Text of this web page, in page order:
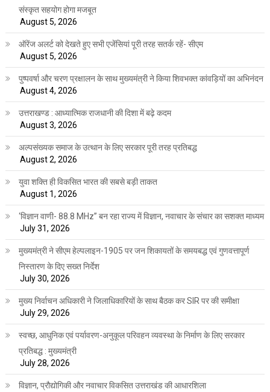
संस्कृत सहयोग होगा मजबूत
August 5, 2026
ऑरेंज अलर्ट को देखते हुए सभी एजेंसियां पूरी तरह सतर्क रहें- सीएम
August 5, 2026
पुष्पवर्षा और चरण प्रक्षालन के साथ मुख्यमंत्री ने किया शिवभक्त कांवड़ियों का अभिनंदन
August 4, 2026
उत्तराखण्ड : आध्यात्मिक राजधानी की दिशा में बढ़े कदम
August 3, 2026
अल्पसंख्यक समाज के उत्थान के लिए सरकार पूरी तरह प्रतिबद्ध
August 2, 2026
युवा शक्ति ही विकसित भारत की सबसे बड़ी ताकत
August 1, 2026
‘विज्ञान वाणी- 88.8 MHz” बन रहा राज्य में विज्ञान, नवाचार के संचार का सशक्त माध्यम
July 31, 2026
मुख्यमंत्री ने सीएम हेल्पलाइन-1905 पर जन शिकायतों के समयबद्ध एवं गुणवत्तापूर्ण
निस्तारण के दिए सख्त निर्देश
July 30, 2026
मुख्य निर्वाचन अधिकारी ने जिलाधिकारियों के साथ बैठक कर SIR पर की समीक्षा
July 29, 2026
स्वच्छ, आधुनिक एवं पर्यावरण-अनुकूल परिवहन व्यवस्था के निर्माण के लिए सरकार
प्रतिबद्ध : मुख्यमंत्री
July 28, 2026
विज्ञान, प्रौद्योगिकी और नवाचार विकसित उत्तराखंड की आधारशिला